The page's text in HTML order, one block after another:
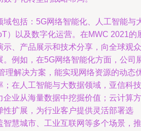
包括：5G网络智能化、人工智能与
）以及数字化运营。在MWC 2021的
、产品展示和技术分享，向全球观众
例如，在5G网络智能化方面，公司
理解决方案，能实现网络资源的动态
在人工智能与大数据领域，亚信科技
业从海量数据中挖掘价值；云计算方
扩展，为行业客户提供灵活部署选
慧城市、工业互联网等多个场景，推